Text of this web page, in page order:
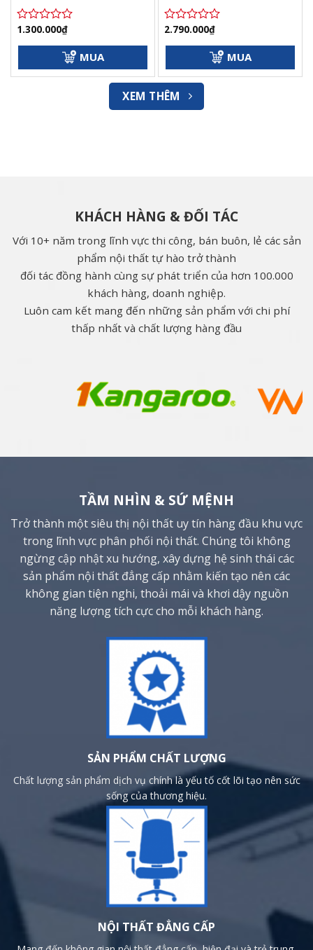
Được
5
1.300.000₫
MUA
Được
5
sao
2.790.000₫
MUA
XEM THÊM
KHÁCH HÀNG & ĐỐI TÁC
Với 10+ năm trong lĩnh vực thi công, bán buôn, lẻ các sản
phẩm nội thất tự hào trở thành
đối tác đồng hành cùng sự phát triển của hơn 100.000
khách hàng, doanh nghiệp.
Luôn cam kết mang đến những sản phẩm với chi phí
thấp nhất và chất lượng hàng đầu
TẦM NHÌN & SỨ MỆNH
Trở thành một siêu thị nội thất uy tín hàng đầu khu vực
trong lĩnh vực phân phối nội thất. Chúng tôi không
ngừng cập nhật xu hướng, xây dựng hệ sinh thái các
sản phẩm nội thất đẳng cấp nhằm kiến tạo nên các
không gian tiện nghi, thoải mái và khơi dậy nguồn
năng lượng tích cực cho mỗi khách hàng.
SẢN PHẨM CHẤT LƯỢNG
Chất lượng sản phẩm dịch vụ chính là yếu tố cốt lõi tạo nên sức
sống của thương hiệu.
NỘI THẤT ĐẲNG CẤP